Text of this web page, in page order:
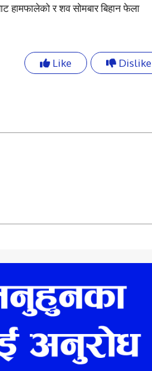
हामफालेको र शव सोमबार बिहान फेला
Like Dislike